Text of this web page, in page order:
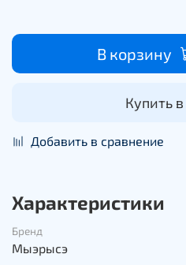
В корзину
Купить в
Добавить в сравнение
Характеристики
Бренд
Мыэрысэ